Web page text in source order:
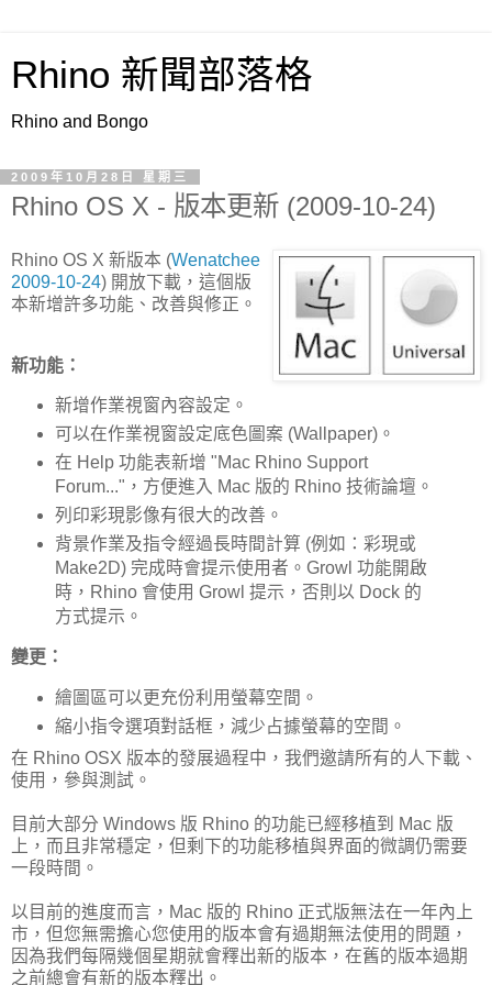
Rhino 新聞部落格
Rhino and Bongo
2009年10月28日 星期三
Rhino OS X - 版本更新 (2009-10-24)
Rhino OS X 新版本 (Wenatchee
2009-10-24) 開放下載，這個版
本新增許多功能、改善與修正。
新功能：
新增作業視窗內容設定。
可以在作業視窗設定底色圖案 (Wallpaper)。
在 Help 功能表新增 "Mac Rhino Support
Forum..."，方便進入 Mac 版的 Rhino 技術論壇。
列印彩現影像有很大的改善。
背景作業及指令經過長時間計算 (例如：彩現或
Make2D) 完成時會提示使用者。Growl 功能開啟
時，Rhino 會使用 Growl 提示，否則以 Dock 的
方式提示。
變更：
繪圖區可以更充份利用螢幕空間。
縮小指令選項對話框，減少占據螢幕的空間。
在 Rhino OSX 版本的發展過程中，我們邀請所有的人下載、
使用，參與測試。
目前大部分 Windows 版 Rhino 的功能已經移植到 Mac 版
上，而且非常穩定，但剩下的功能移植與界面的微調仍需要
一段時間。
以目前的進度而言，Mac 版的 Rhino 正式版無法在一年內上
市，但您無需擔心您使用的版本會有過期無法使用的問題，
因為我們每隔幾個星期就會釋出新的版本，在舊的版本過期
之前總會有新的版本釋出。